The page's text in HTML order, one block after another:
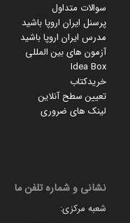
سوالات متداول
پرسنل ایران اروپا باشید
مدرس ایران اروپا باشید
آزمون های بین المللی
Idea Box
خریدکتاب
تعیین سطح آنلاین
لینک های ضروری
نشانی و شماره تلفن ما
شعبه مرکزی: